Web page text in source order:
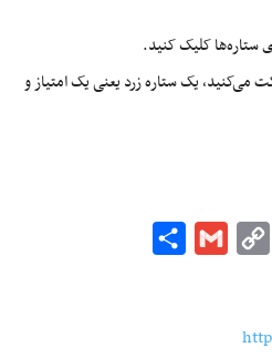
ستاره‌ها کلیک کنید.
می‌کنید، یک ستاره زرد یعنی یک امتیاز و
Balatarin
Copy
Gmail